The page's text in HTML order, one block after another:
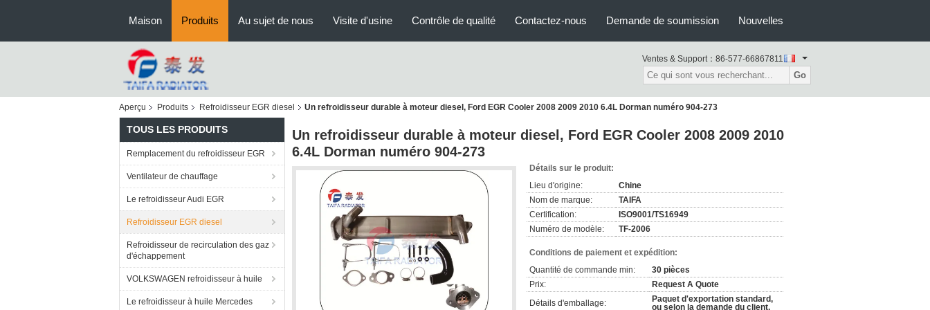
Maison Produits Au sujet de nous Visite d'usine Contrôle de qualité Contactez-nous Demande de soumission Nouvelles
Ventes & Support： 86-577-66867811
Go
Aperçu Produits Refroidisseur EGR diesel Un refroidisseur durable à moteur diesel, Ford EGR Cooler 2008 2009 2010 6.4L Dorman numéro 904-273
TOUS LES PRODUITS
Remplacement du refroidisseur EGR
Ventilateur de chauffage
Le refroidisseur Audi EGR
Refroidisseur EGR diesel
Refroidisseur de recirculation des gaz
d'échappement
VOLKSWAGEN refroidisseur à huile
Le refroidisseur à huile Mercedes
Un refroidisseur durable à moteur diesel, Ford EGR Cooler 2008 2009 2010
6.4L Dorman numéro 904-273
Détails sur le produit:
Lieu d'origine:
Chine
Nom de marque:
TAIFA
Certification:
ISO9001/TS16949
Numéro de modèle:
TF-2006
Conditions de paiement et expédition:
Quantité de commande min:
30 pièces
Prix:
Request A Quote
Détails d'emballage:
Paquet d'exportation standard,
ou selon la demande du client.